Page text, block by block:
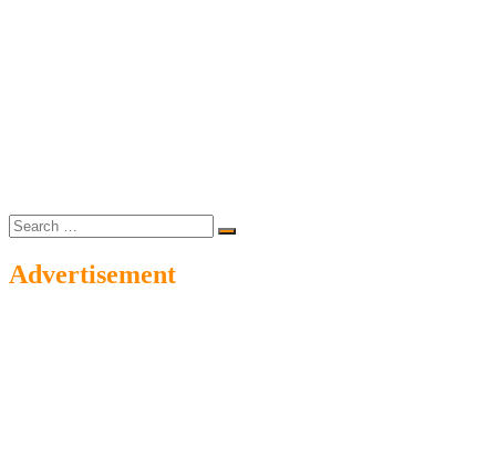
Search
…
Advertisement